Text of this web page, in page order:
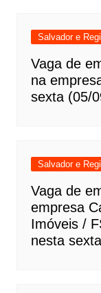
Salvador e
Vaga de
na
sexta (05/
Salvador e
Vaga de
empresa
Imóveis /
nesta